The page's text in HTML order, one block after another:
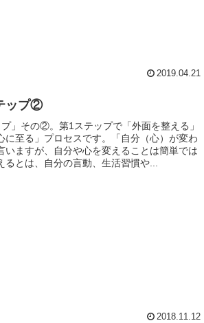
2019.04.21
ップ②
プ」その②。第1ステップで「外面を整える」
に至る」プロセスです。「自分（心）が変わ
いますが、自分や心を変えることは簡単では
るとは、自分の言動、生活習慣や...
2018.11.12